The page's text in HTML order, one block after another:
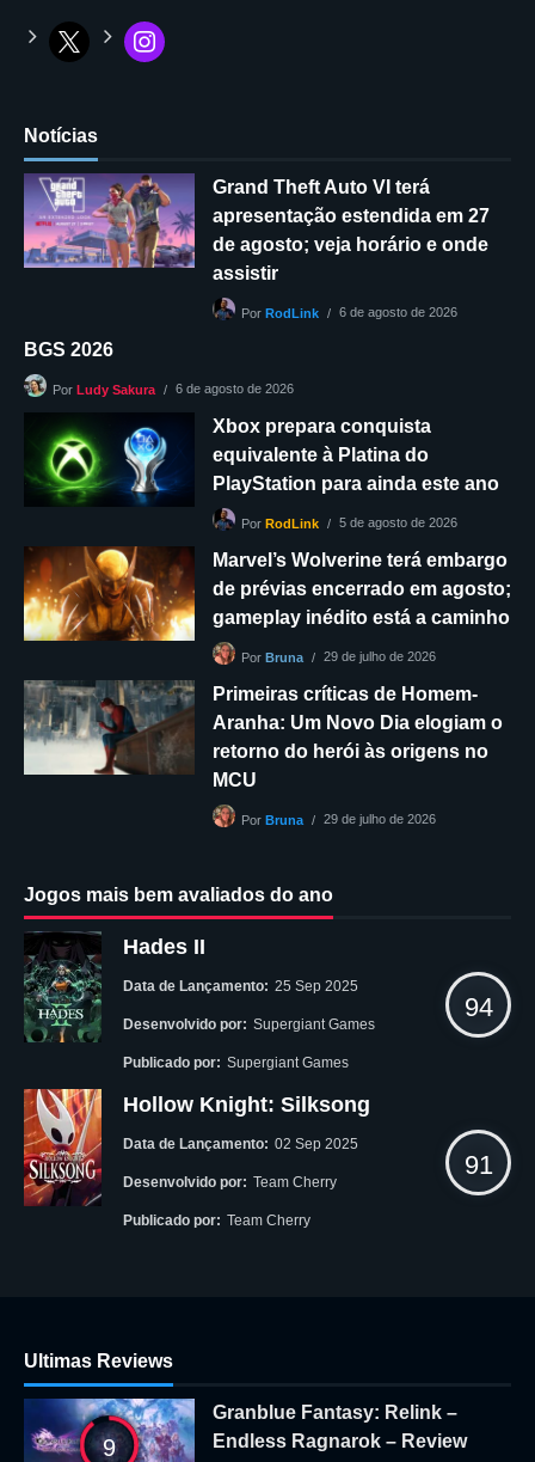
Notícias
Grand Theft Auto VI terá
apresentação estendida em 27
de agosto; veja horário e onde
assistir
Por RodLink 6 de agosto de 2026
BGS 2026
Por Ludy Sakura 6 de agosto de 2026
Xbox prepara conquista
equivalente à Platina do
PlayStation para ainda este ano
Por RodLink 5 de agosto de 2026
Marvel’s Wolverine terá embargo
de prévias encerrado em agosto;
gameplay inédito está a caminho
Por Bruna 29 de julho de 2026
Primeiras críticas de Homem-
Aranha: Um Novo Dia elogiam o
retorno do herói às origens no
MCU
Por Bruna 29 de julho de 2026
Jogos mais bem avaliados do ano
Hades II
Data de Lançamento: 25 Sep 2025
Desenvolvido por: Supergiant Games
Publicado por: Supergiant Games
94
Hollow Knight: Silksong
Data de Lançamento: 02 Sep 2025
Desenvolvido por: Team Cherry
Publicado por: Team Cherry
91
Ultimas Reviews
9
Granblue Fantasy: Relink –
Endless Ragnarok – Review